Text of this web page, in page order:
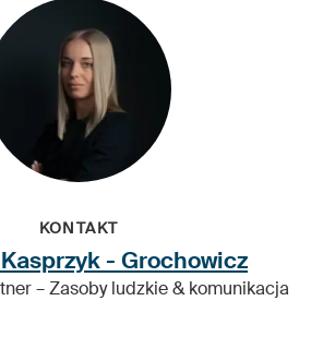
KONTAKT
- Grochowicz
– Zasoby ludzkie & komunikacja